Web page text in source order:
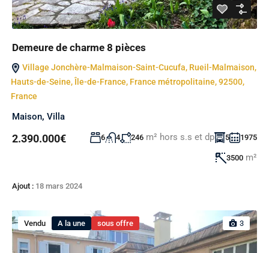
Demeure de charme 8 pièces
Village Jonchère-Malmaison-Saint-Cucufa, Rueil-Malmaison,
Hauts-de-Seine, Île-de-France, France métropolitaine, 92500,
France
Maison, Villa
2.390.000€ 6 4 246 m² hors s.s et dp 5 1975
3500 m²
Ajout : 18 mars 2024
Vendu A la une sous offre 3